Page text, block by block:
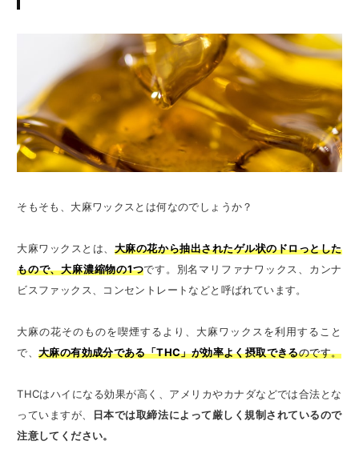
そもそも、大麻ワックスとは何なのでしょうか？
大麻ワックスとは、 大麻の花から抽出されたゲル状のドロっとした
もので、大麻濃縮物の1つです。別名マリファナワックス、カンナ
ビスファックス、コンセントレートなどと呼ばれています。
大麻の花そのものを喫煙するより、大麻ワックスを利用すること
で、 大麻の有効成分である「THC」が効率よく摂取できるのです。
THCはハイになる効果が高く、アメリカやカナダなどでは合法とな
っていますが、
日本では取締法によって厳しく規制されているので
注意してください。